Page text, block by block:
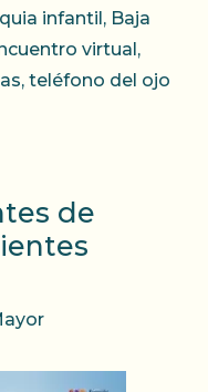
infantil , Baja
virtual ,
, teléfono del ojo
de